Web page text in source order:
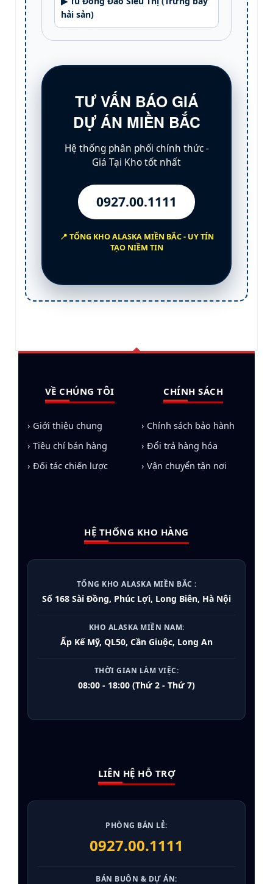
hải sản)
TƯ VẤN BÁO GIÁ
DỰ ÁN MIỀN BẮC
Hệ thống phân phối chính thức -
Giá Tại Khotốt nhất
0927.00.1111
📍 TỔNG KHOALASKA MIỀN BẮC- UY TÍN
TẠO NIỀM TIN
VỀ CHÚNG TÔI
› Giới thiệu chung
› Tiêu chí bán hàng
› Đối tác chiến lược
CHÍNH SÁCH
› Chính sách bảo hành
› Đổi trả hàng hóa
› Vận chuyển tận nơi
HỆ THỐNG KHO HÀNG
TỔNG KHO ALASKA MIỀN BẮC :
Số 168 Sài Đồng, Phúc Lợi, Long Biên, Hà Nội
KHO ALASKA MIỀN NAM:
Ấp Kế Mỹ, QL50, Cần Giuộc, Long An
THỜI GIAN LÀM VIỆC:
08:00 - 18:00 (Thứ 2 - Thứ 7)
LIÊN HỆ HỖ TRỢ
PHÒNG BÁN LẺ:
0927.00.1111
BÁN BUÔN & DỰ ÁN: